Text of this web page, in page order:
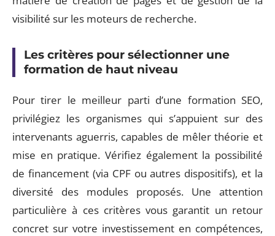
visibilité sur les moteurs de recherche.
Les critères pour sélectionner une
formation de haut niveau
Pour tirer le meilleur parti d’une formation SEO,
privilégiez les organismes qui s’appuient sur des
intervenants aguerris, capables de mêler théorie et
mise en pratique. Vérifiez également la possibilité
de financement (via CPF ou autres dispositifs), et la
diversité des modules proposés. Une attention
particulière à ces critères vous garantit un retour
concret sur votre investissement en compétences,